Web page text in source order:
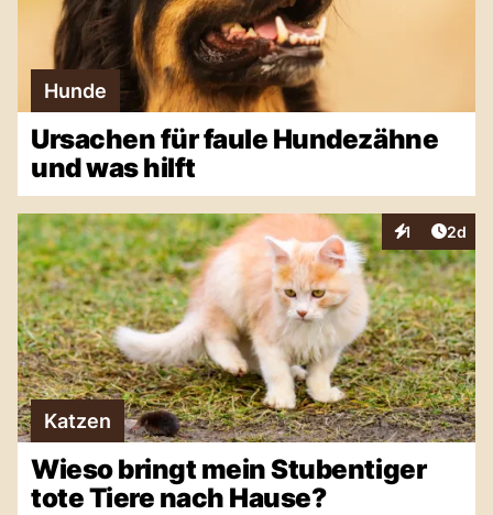
Hunde
Ursachen für faule Hundezähne
und was hilft
1
Interaktionen
2d
Katzen
Wieso bringt mein Stubentiger
tote Tiere nach Hause?